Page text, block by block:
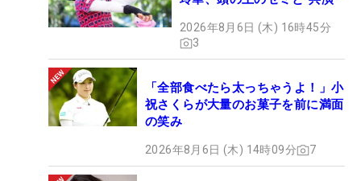
2026年8月6日 (木) 16時45分
3
「全部食べたら太っちゃうよ！」小
祝さくらが大量のお菓子を前に満面
の笑み
2026年8月6日 (木) 14時09分 7